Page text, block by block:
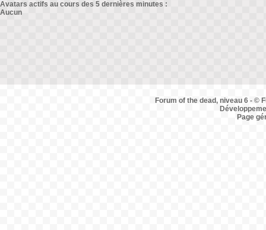
Avatars actifs au cours des 5 dernières minutes :
Aucun
Forum of the dead, niveau 6 - ©
Page